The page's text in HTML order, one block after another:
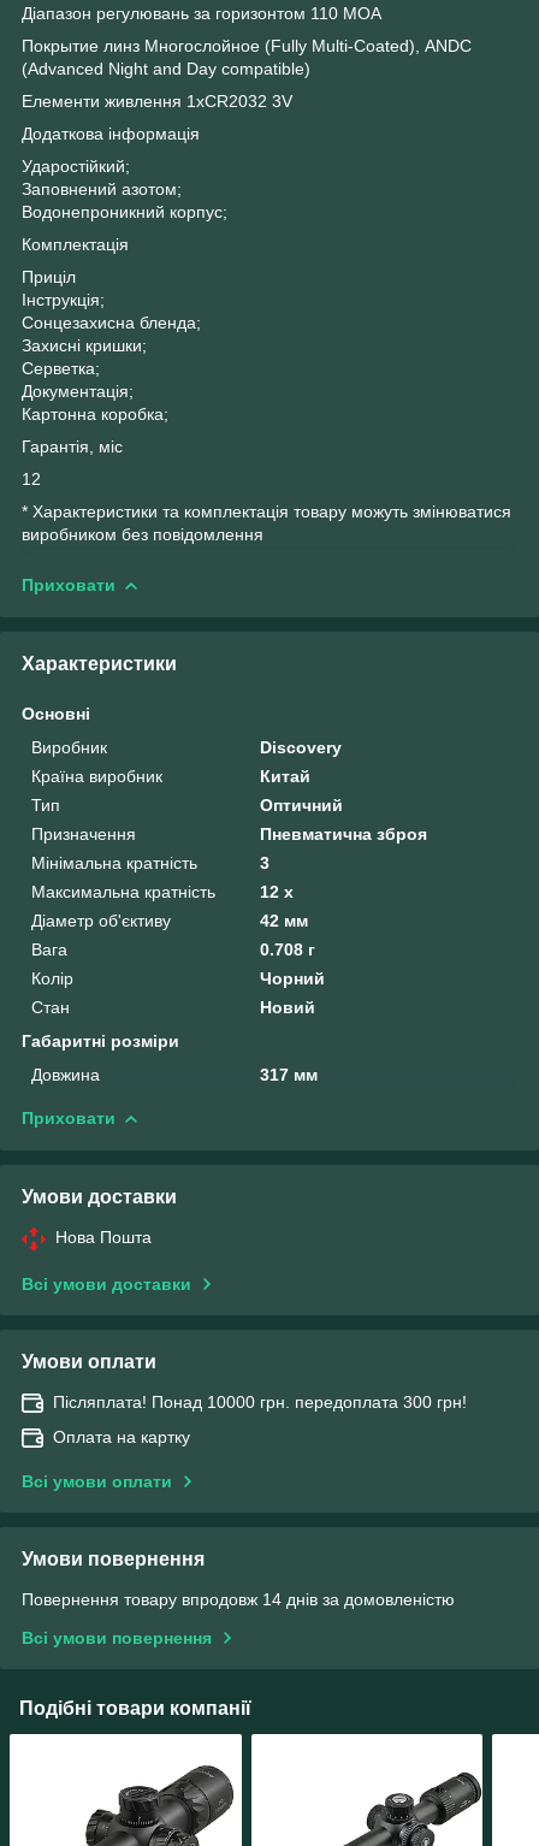
Діапазон регулювань за горизонтом 110 MOA
Покрытие линз Многослойное (Fully Multi-Coated), ANDC
(Advanced Night and Day compatible)
Елементи живлення 1xCR2032 3V
Додаткова інформація
Ударостійкий;
Заповнений азотом;
Водонепроникний корпус;
Комплектація
Приціл
Інструкція;
Сонцезахисна бленда;
Захисні кришки;
Серветка;
Документація;
Картонна коробка;
Гарантія, міс
12
* Характеристики та комплектація товару можуть змінюватися
виробником без повідомлення
Приховати
Характеристики
Основні
Виробник
Discovery
Країна виробник
Китай
Тип
Оптичний
Призначення
Пневматична зброя
Мінімальна кратність
3
Максимальна кратність
12 х
Діаметр об'єктиву
42 мм
Вага
0.708 г
Колір
Чорний
Стан
Новий
Габаритні розміри
Довжина
317 мм
Приховати
Умови доставки
Нова Пошта
Всі умови доставки
Умови оплати
Післяплата! Понад 10000 грн. передоплата 300 грн!
Оплата на картку
Всі умови оплати
Умови повернення
Повернення товару впродовж 14 днів за домовленістю
Всі умови повернення
Подібні товари компанії